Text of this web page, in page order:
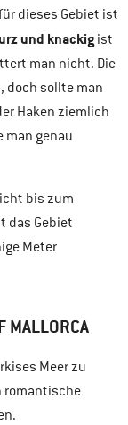
dieses Gebiet ist
und knackig ist
man nicht. Die
doch sollte man
Haken ziemlich
man genau
bis zum
das Gebiet
Meter
MALLORCA
Meer zu
romantische